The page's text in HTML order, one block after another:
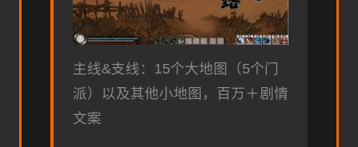
主线&支线：15个大地图（5个门
派）以及其他小地图，百万＋剧情
文案